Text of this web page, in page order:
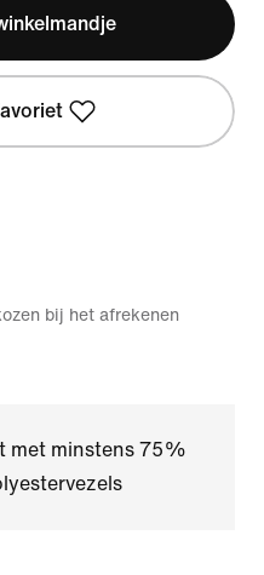
bij het afrekenen
met minstens 75%